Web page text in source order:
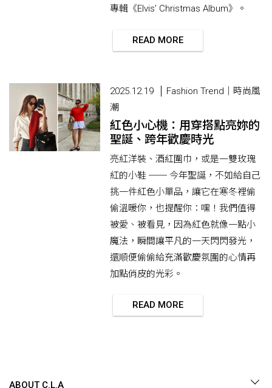
專輯《Elvis’ Christmas Album》。
READ MORE
2025.12.19
Fashion Trend｜時尚風
潮
紅色小心機：用穿搭點亮妳的
聖誕、跨年歡慶時光
亮紅洋裝、酒紅圍巾，或是一雙玫瑰
紅的小鞋 ── 今年聖誕，不如給自己
挑一件紅色小單品，讓它在寒冬裡偷
偷溫暖你，也提醒你：嘿！我們值得
被愛、被看見，因為紅色就像一點小
魔法，瞬間讓平凡的一天閃閃發光，
還順便偷偷給充滿歡慶氛圍的心情再
加點俏皮的光彩。
READ MORE
ABOUT C.L.A